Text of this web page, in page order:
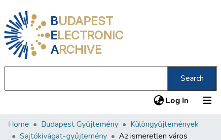
BUDAPEST
ELECTRONIC
ARCHIVE
Search
Log In (current)
Communities & Collections
Home Budapest Gyűjtemény
Különgyűjtemények
Sajtókivágat-gyűjtemény
Az ismeretlen város